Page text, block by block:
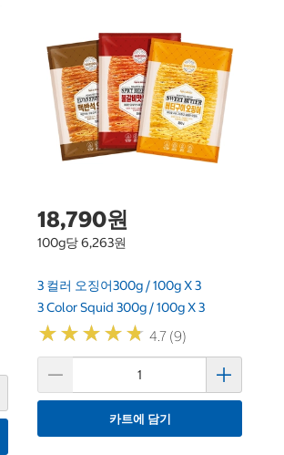
18,790원
100g당 6,263원
3 컬러 오징어300g / 100g X 3
3 Color Squid 300g / 100g X 3
★★★★★
★★★★★ 4.7 (9)
카트에 담기